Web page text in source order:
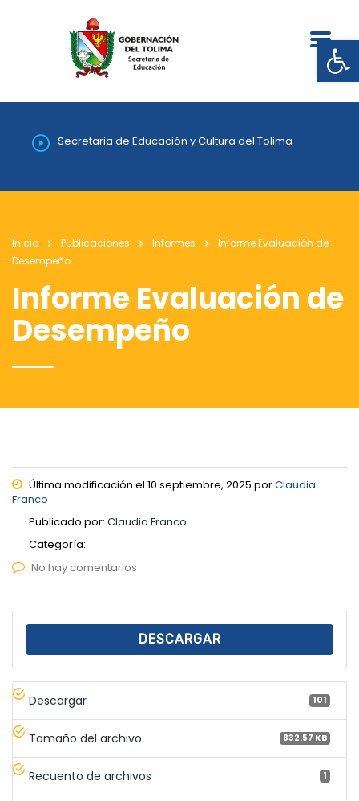
Secretaria de Educación y Cultura del Tolima
Inicio Publicaciones Informes
Informe Evaluación de
Desempeño
Informe Evaluación de
Desempeño
Última modificación el 10 septiembre, 2025 porClaudia
Franco
Publicado por: Claudia Franco
Categoría:
No hay comentarios
DESCARGAR
Descargar 101
Tamaño del archivo 832.57 KB
Recuento de archivos 1